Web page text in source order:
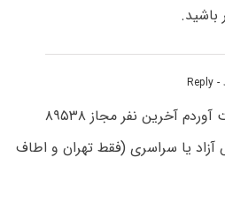
باشید.
- Reply
سلام من رتبه ۵۸۷۸۷ مدیریت آوردم آخرین نفر مجاز ۸۹۵۳۸
یا سراسری (فقط تهران و اطاف